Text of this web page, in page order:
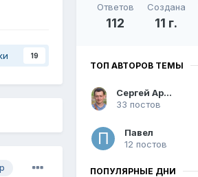
19
Ответов
112
Создана
11 г.
ТОП АВТОРОВ ТЕМЫ
Сергей Арсентьев
33 постов
Павел
12 постов
ПОПУЛЯРНЫЕ ДНИ